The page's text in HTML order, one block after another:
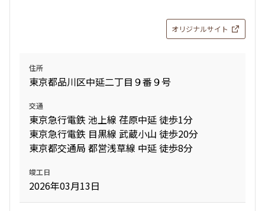
できます
検索対象お部屋数
お部屋を再検索
オリジナルサイト
住所
東京都品川区中延二丁目９番９号
交通
東京急行電鉄 池上線 荏原中延 徒歩1分
東京急行電鉄 目黒線 武蔵小山 徒歩20分
東京都交通局 都営浅草線 中延 徒歩8分
竣工日
2026年03月13日